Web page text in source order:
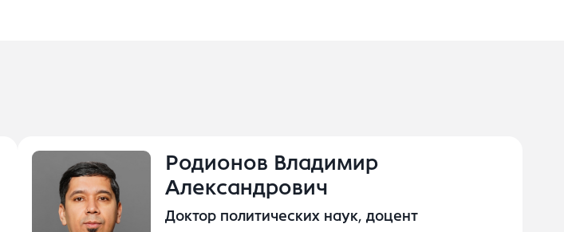
Родионов Владимир
Александрович
Доктор политических наук, доцент